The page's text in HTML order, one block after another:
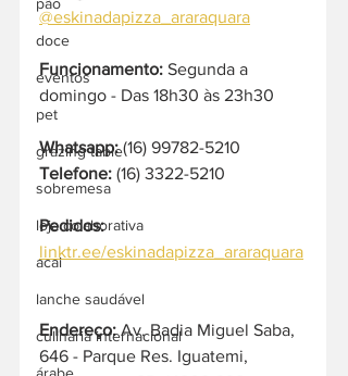
doce
eventos
pet
grazing table
sobremesa
loja colaborativa
acai
lanche saudável
culinária internacional
@eskinadapizza_araraquara
Funcionamento: Segunda a
domingo - Das 18h30 às 23h30
Whatsapp: (16) 99782-5210
Telefone: (16) 3322-5210
Pedidos:
linktr.ee/eskinadapizza_araraquara
Endereço: Av. Badia Miguel Saba,
646 - Parque Res. Iguatemi,